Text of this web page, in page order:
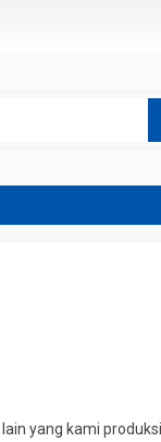
yang kami